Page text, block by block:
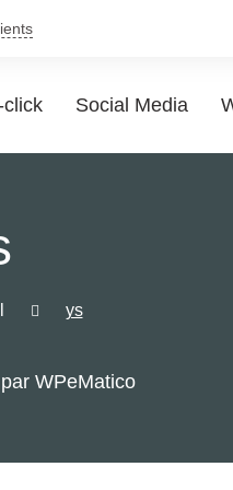
click Social Media
ys
WPeMatico